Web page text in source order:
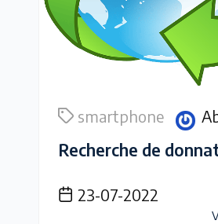
smartphone
Recherche de
23-07-2022